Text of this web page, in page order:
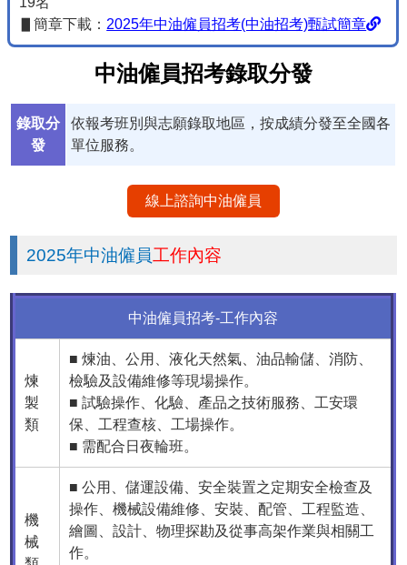
▋簡章下載： 2025年中油僱員招考(中油招考)甄試簡章
中油僱員招考錄取分發
錄取分
發
依報考班別與志願錄取地區，按成績分發至全國各
單位服務。
線上諮詢中油僱員
2025年中油僱員工作內容
中油僱員招考-工作內容
煉
製
類
■ 煉油、公用、液化天然氣、油品輸儲、消防、
檢驗及設備維修等現場操作。
■ 試驗操作、化驗、產品之技術服務、工安環
保、工程查核、工場操作。
■ 需配合日夜輪班。
機
械
■ 公用、儲運設備、安全裝置之定期安全檢查及
操作、機械設備維修、安裝、配管、工程監造、
繪圖、設計、物理探勘及從事高架作業與相關工
作。